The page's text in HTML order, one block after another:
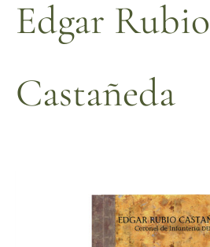
Edgar Rubio
Castañeda